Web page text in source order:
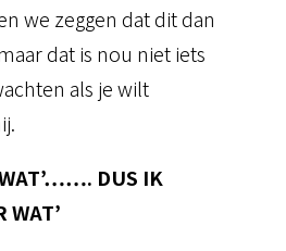
we zeggen dat dit dan
dat is nou niet iets
als je wilt
DUS IK
WAT’